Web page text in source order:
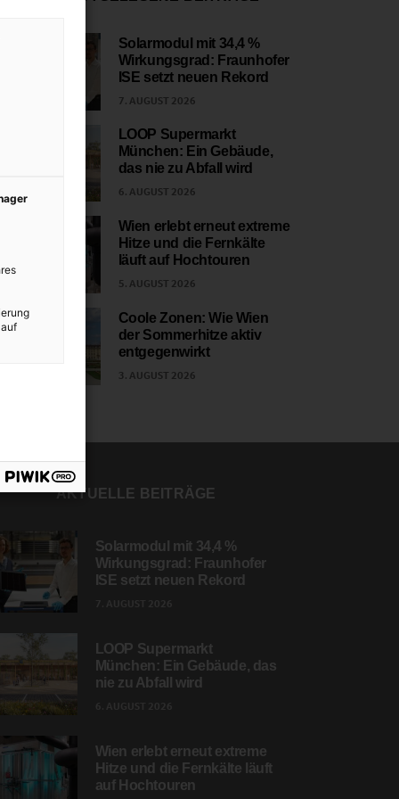
Solarmodul mit 34,4 %
Wirkungsgrad: Fraunhofer
ISE setzt neuen Rekord
7. AUGUST 2026
LOOP Supermarkt
München: Ein Gebäude,
das nie zu Abfall wird
6. AUGUST 2026
Wien erlebt erneut extreme
Hitze und die Fernkälte
läuft auf Hochtouren
5. AUGUST 2026
Coole Zonen: Wie Wien
der Sommerhitze aktiv
entgegenwirkt
3. AUGUST 2026
AKTUELLE BEITRÄGE
Solarmodul mit 34,4 %
Wirkungsgrad: Fraunhofer
ISE setzt neuen Rekord
LOOP Supermarkt
München: Ein Gebäude, das
nie zu Abfall wird
Wien erlebt erneut extreme
Hitze und die Fernkälte läuft
auf Hochtouren